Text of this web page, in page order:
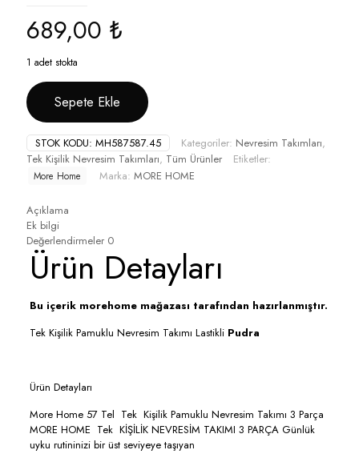
689,00 ₺
1 adet stokta
Sepete Ekle
STOK KODU: MH587587.45 Kategoriler: Nevresim Takımları,
Tek Kişilik Nevresim Takımları, Tüm Ürünler Etiketler:
More Home Marka: MORE HOME
Açıklama
Ek bilgi
Değerlendirmeler 0
Ürün Detayları
Bu içerik morehome mağazası tarafından hazırlanmıştır.
Tek Kişilik Pamuklu Nevresim Takımı Lastikli Pudra
Ürün Detayları
More Home 57 Tel Tek Kişilik Pamuklu Nevresim Takımı 3 Parça
MORE HOME Tek KİŞİLİK NEVRESİM TAKIMI 3 PARÇA Günlük
uyku rutininizi bir üst seviyeye taşıyan